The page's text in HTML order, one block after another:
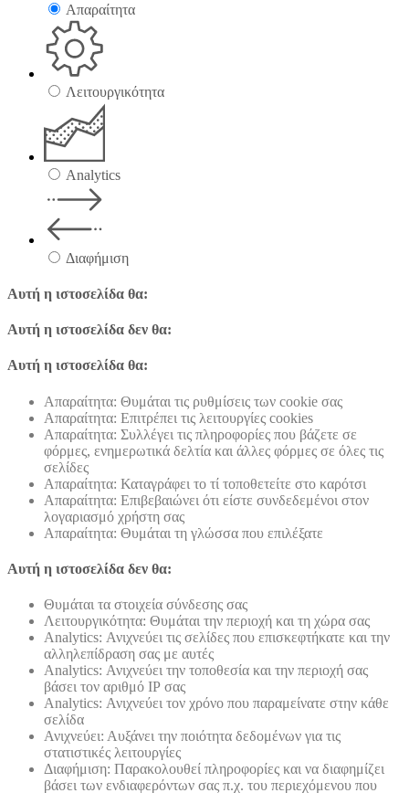
Απαραίτητα
Λειτουργικότητα
Analytics
Διαφήμιση
Αυτή η ιστοσελίδα θα:
Αυτή η ιστοσελίδα δεν θα:
Αυτή η ιστοσελίδα θα:
Απαραίτητα: Θυμάται τις ρυθμίσεις των cookie σας
Απαραίτητα: Επιτρέπει τις λειτουργίες cookies
Απαραίτητα: Συλλέγει τις πληροφορίες που βάζετε σε
φόρμες, ενημερωτικά δελτία και άλλες φόρμες σε όλες τις
σελίδες
Απαραίτητα: Καταγράφει το τί τοποθετείτε στο καρότσι
Απαραίτητα: Επιβεβαιώνει ότι είστε συνδεδεμένοι στον
λογαριασμό χρήστη σας
Απαραίτητα: Θυμάται τη γλώσσα που επιλέξατε
Αυτή η ιστοσελίδα δεν θα:
Θυμάται τα στοιχεία σύνδεσης σας
Λειτουργικότητα: Θυμάται την περιοχή και τη χώρα σας
Analytics: Ανιχνεύει τις σελίδες που επισκεφτήκατε και την
αλληλεπίδραση σας με αυτές
Analytics: Ανιχνεύει την τοποθεσία και την περιοχή σας
βάσει τον αριθμό ΙΡ σας
Analytics: Ανιχνεύει τον χρόνο που παραμείνατε στην κάθε
σελίδα
Ανιχνεύει: Αυξάνει την ποιότητα δεδομένων για τις
στατιστικές λειτουργίες
Διαφήμιση: Παρακολουθεί πληροφορίες και να διαφημίζει
βάσει των ενδιαφερόντων σας π.χ. του περιεχόμενου που